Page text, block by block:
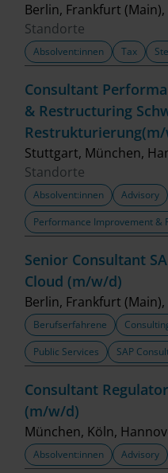
Berlin, Frankfurt (Main),
Standorte
Absolvent:innen Tax
Consultant
& Restructuring
Stuttgart, München,
Standorte
Absolvent:innen
Advisory
Performance Improvement &
Senior Consultant
Cloud (m/w/d)
Berlin, Frankfurt (Main),
Berufserfahrene
Public Services
SAP
Consultant
(m/w/d)
München, Köln,
Absolvent:innen Advisory